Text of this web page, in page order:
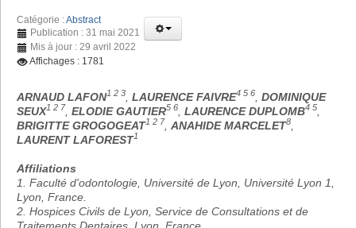
Catégorie :Abstract
Publication : 31 mai 2021
Mis à jour : 29 avril 2022
Affichages : 1781
ARNAUD LAFON1 2 3 LAURENCE FAIVRE4 5 6
DOMINIQUE
SEUX1 2 7 ELODIE GAUTIER5 6 LAURENCE DUPLOMB4 5
BRIGITTE GROGOGEAT1 2 7 ANAHIDE MARCELET8
LAURENT LAFOREST1
Affiliations
1. Faculté d'odontologie, Université de Lyon, Université Lyon 1,
Lyon, France.
2. Hospices Civils de Lyon, Service de Consultations et de
Traitements Dentaires, Lyon, France.